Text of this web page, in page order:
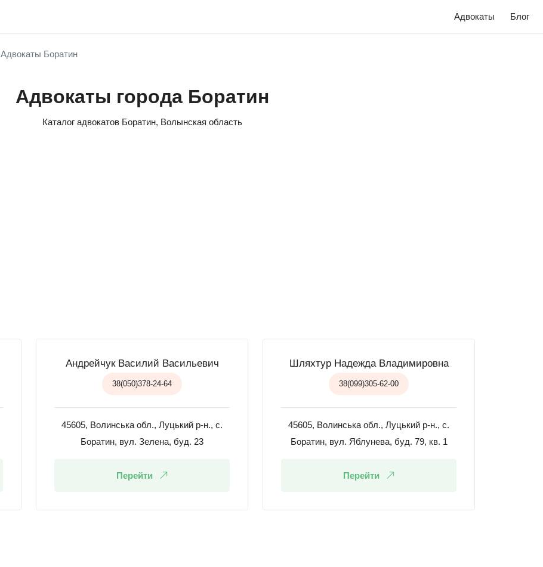
Адвокаты Блог
Адвокаты Боратин
Адвокаты города Боратин
Каталог адвокатов Боратин, Волынская область
Андрейчук Василий Васильевич
38(050)378-24-64
45605, Волинська обл., Луцький р-н., с.
Боратин, вул. Зелена, буд. 23
Перейти
Шляхтур Надежда Владимировна
38(099)305-62-00
45605, Волинська обл., Луцький р-н., с.
Боратин, вул. Яблунева, буд. 79, кв. 1
Перейти